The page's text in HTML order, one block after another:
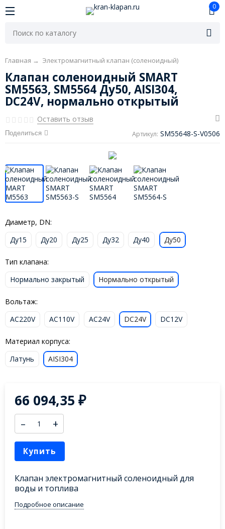
0
Главная → Электромагнитный клапан (соленоидный)
Клапан соленоидный SMART
SM5563, SM5564 Ду50, AISI304,
DC24V, нормально открытый
Оставить отзыв
Поделиться Артикул: SM55648-S-V0506
Диаметр, DN:
Ду15
Ду20 Ду25 Ду32 Ду40 Ду50
Тип клапана:
Нормально закрытый
Нормально открытый
Вольтаж:
AC220V
AC110V AC24V DC24V DC12V
Материал корпуса:
Латунь
AISI304
66 094,35₽
– +
Купить
Клапан электромагнитный соленоидный для
воды и топлива
Подробное описание